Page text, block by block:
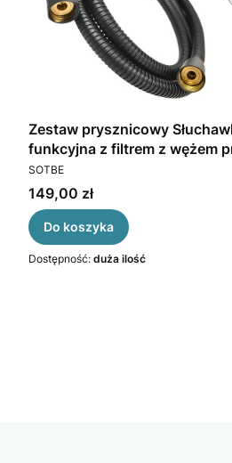
Zestaw prysznicowy
funkcyjna z filtrem z wężem
czarny
PRODUCENT
SOTBE
Cena
149,00 zł
Do koszyka
Dostępność: duża ilość